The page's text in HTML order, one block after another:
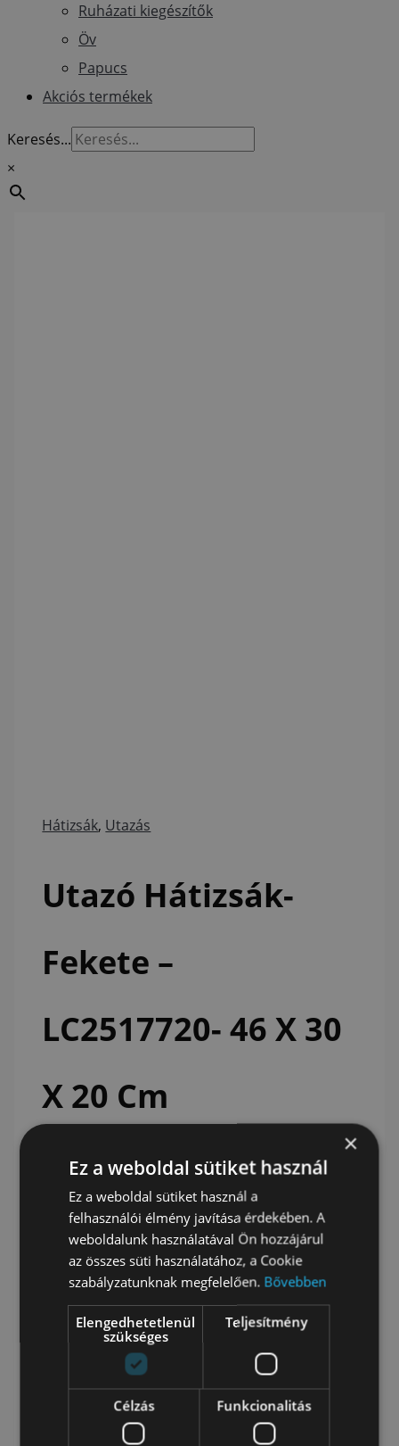
Ruházati kiegészítők
Öv
Papucs
Akciós termékek
Keresés...
×
Hátizsák, Utazás
Utazó Hátizsák-
Fekete –
LC2517720- 46 X 30
X 20 Cm
13 990Ft
Availability:Készleten
Vásárold meg ezt a terméket most, és szerezz
pontot!
Utazó Hátizsák- Fekete - LC2517720- 46
X 30 X 20 Cm mennyiség
+
Kosárba teszem
×
Ez a weboldal sütiket használ
Ez a weboldal sütiket használ a
felhasználói élmény javítása érdekében. A
weboldalunk használatával Ön hozzájárul
az összes süti használatához, a Cookie
szabályzatunknak megfelelően. Bővebben
Elengedhetetlenül
szükséges
Teljesítmény
Célzás Funkcionalitás